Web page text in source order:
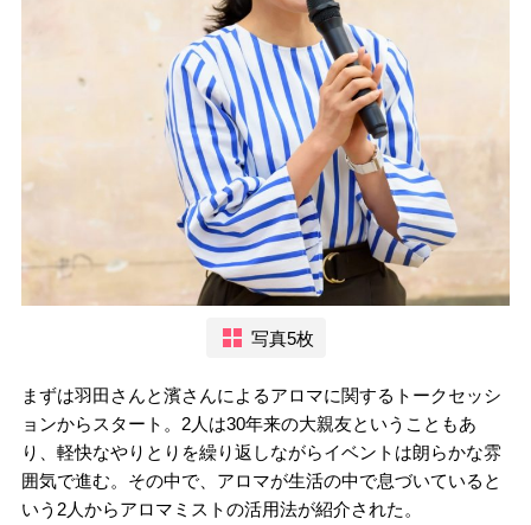
写真5枚
まずは羽田さんと濱さんによるアロマに関するトークセッシ
ョンからスタート。2人は30年来の大親友ということもあ
り、軽快なやりとりを繰り返しながらイベントは朗らかな雰
囲気で進む。その中で、アロマが生活の中で息づいていると
いう2人からアロマミストの活用法が紹介された。